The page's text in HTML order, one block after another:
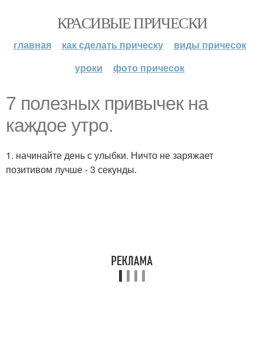
КРАСИВЫЕ ПРИЧЕСКИ
главная как сделать прическу
виды причесок
уроки
фото причесок
7 полезных привычек на
каждое утро.
1. начинайте день с улыбки. Ничто не заряжает
позитивом лучше - 3 секунды.